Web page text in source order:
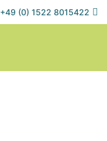
+49 (0) 1522 8015422